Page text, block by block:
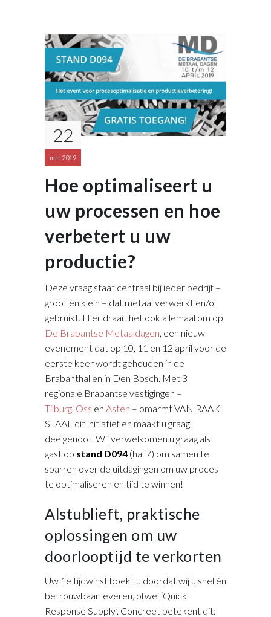
22
mrt 2019
Hoe optimaliseert u
uw processen en hoe
verbetert u uw
productie?
Deze vraag staat centraal bij ieder bedrijf –
groot en klein – dat metaal verwerkt en/of
gebruikt. Hier draait het ook allemaal om op
De Brabantse Metaaldagen, een nieuw
evenement dat op 10, 11 en 12 april voor de
eerste keer wordt gehouden in de
Brabanthallen in Den Bosch. Met 3
regionale Brabantse vestigingen –
Tilburg, Oss en Asten – omarmt VAN RAAK
STAAL dit initiatief en maakt u graag
deelgenoot. Wij verwelkomen u graag als
gast op stand D094 (hal 7) om samen te
sparren over de uitdagingen om uw proces
te optimaliseren en tijd te winnen!
Alstublieft, praktische
oplossingen om uw
doorlooptijd te verkorten
Uw 1e tijdwinst boekt u doordat wij u snel én
betrouwbaar leveren, ofwel ‘Quick
Response Supply’. Concreet betekent dit: